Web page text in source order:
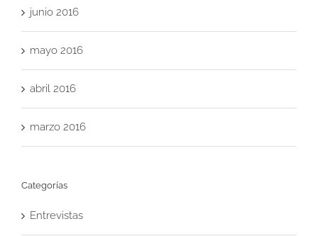
junio 2016
mayo 2016
abril 2016
marzo 2016
Categorías
Entrevistas